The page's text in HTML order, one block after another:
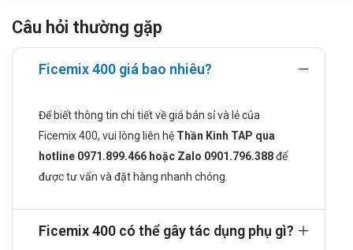
Moraxella Catarrhalis và S. Pyogenes.
Nhiễm trùng đường hô hấp dưới như viêm phế quản do
Streptococcus Pheumoniae và Haemophilus Influenzae
Nhiễm trùng đường tiết niệu, như viêm bàng quang, niệu
đạo, viêm thận – bể thận không triệu chứng do Escherichia
Coli và Proteus Mirabilis.
Bệnh lậu do Neisseria Gonorrhoeae.
Chống chỉ định khi dùng Ficemix 400
Câu hỏi thường gặp
Ficemix 400 giá bao nhiêu?
Để biết thông tin chi tiết về giá bán sỉ và lẻ của
Ficemix 400, vui lòng liên hệ Thần Kinh TAP qua
hotline 0971.899.466 hoặc Zalo 0901.796.388để
được tư vấn và đặt hàng nhanh chóng.
Ficemix 400 có thể gây tác dụng phụ gì?